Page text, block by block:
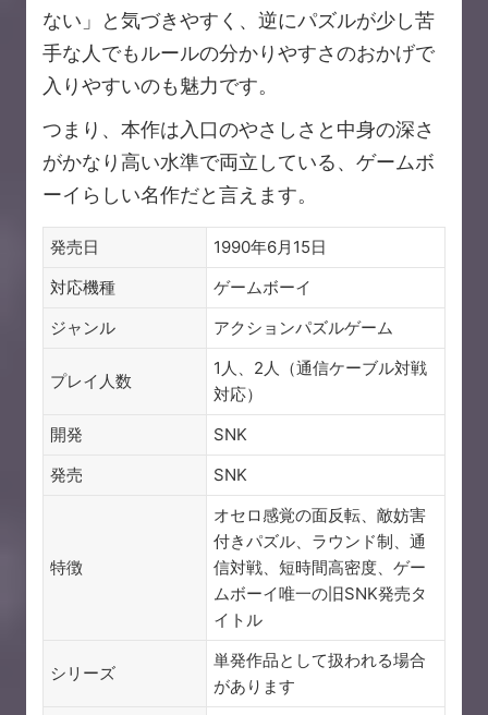
ない」と気づきやすく、逆にパズルが少し苦
手な人でもルールの分かりやすさのおかげで
入りやすいのも魅力です。
つまり、本作は入口のやさしさと中身の深さ
がかなり高い水準で両立している、ゲームボ
ーイらしい名作だと言えます。
発売日
1990年6月15日
対応機種
ゲームボーイ
ジャンル
アクションパズルゲーム
プレイ人数
1人、2人（通信ケーブル対戦
対応）
開発
SNK
発売
SNK
特徴
オセロ感覚の面反転、敵妨害
付きパズル、ラウンド制、通
信対戦、短時間高密度、ゲー
ムボーイ唯一の旧SNK発売タ
イトル
シリーズ
単発作品として扱われる場合
があります